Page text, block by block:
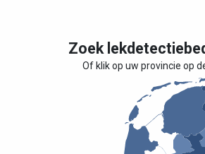
Zoek
Of klik op uw provincie op